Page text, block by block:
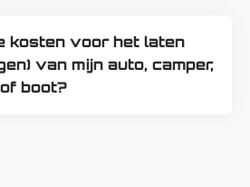
kosten voor het laten
van mijn auto, camper,
boot?